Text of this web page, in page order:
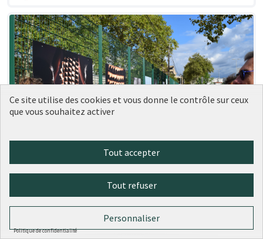
65 - Des abords attrayants pour
l'école maternelle Alain Fournier
Ce site utilise des cookies et vous donne le contrôle sur ceux
que vous souhaitez activer
Tout accepter
Tout refuser
Personnaliser
Politique de confidentialité